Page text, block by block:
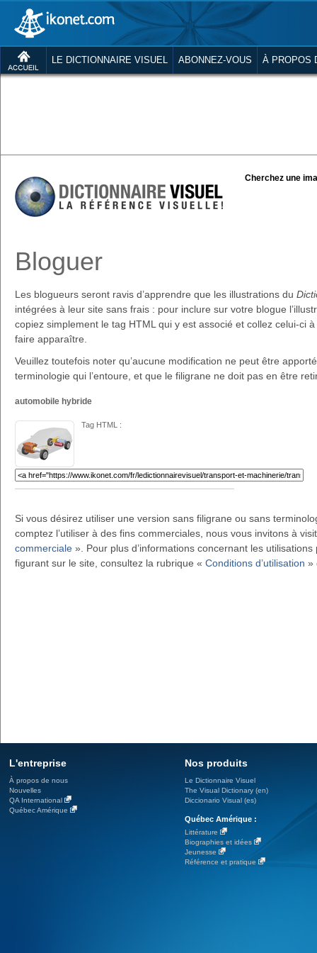
LE DICTIONNAIRE VISUEL ABONNEZ-VOUS À PROPOS
Cherchez une
Bloguer
Les blogueurs seront ravis d’apprendre que les illustrations du
intégrées à leur site sans frais : pour inclure sur votre blogue
copiez simplement le tag HTML qui y est associé et collez celui-ci
faire apparaître.
Veuillez toutefois noter qu’aucune modification ne peut être
terminologie qui l’entoure, et que le filigrane ne doit pas en être
automobile hybride
Tag HTML :
Si vous désirez utiliser une version sans filigrane ou sans
comptez l’utiliser à des fins commerciales, nous vous invitons à
commerciale ». Pour plus d’informations concernant les
figurant sur le site, consultez la rubrique « Conditions d’utilisation »
L'entreprise
À propos de nous
Nouvelles
QA International
Québec Amérique
Nos produits
Le Dictionnaire Visuel
The Visual Dictionary (en)
Diccionario Visual (es)
Québec Amérique :
Littérature
Biographies et idées
Jeunesse
Référence et pratique